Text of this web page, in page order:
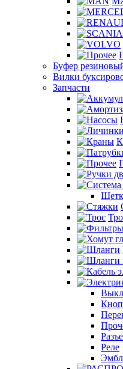
Буфер
Вилки
Запчасти
Реле